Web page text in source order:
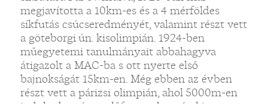
megjavította a 10km-es és a 4 mérföldes
síkfutás csúcseredményét, valamint részt vett
a göteborgi ún. kisolimpián. 1924-ben
műegyetemi tanulmányait abbahagyva
átigazolt a MAC-ba s ott nyerte első
bajnokságát 15km-en. Még ebben az évben
részt vett a párizsi olimpián, ahol 5000m-en